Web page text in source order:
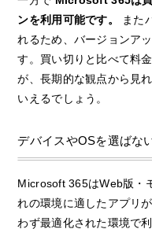
ンを利用可能です。
また
れるため、バージョンア
す。買い切りと比べて料
が、長期的な観点から見
いえるでしょう。
デバイスやOSを選ばな
Microsoft 365はWeb版・
れの環境に適したアプリ
わず最適化された環境で